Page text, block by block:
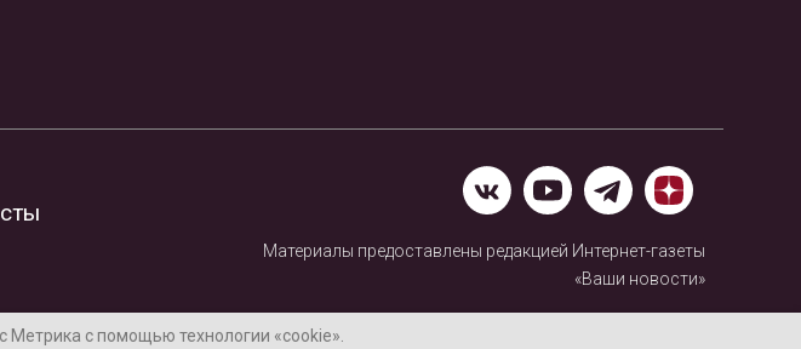
Материалы предоставлены редакцией Интернет-газеты
«Ваши новости»
Нашли ошибку? Выделите ее и нажмите Ctrl+Enter
Метрика с помощью технологии «cookie».